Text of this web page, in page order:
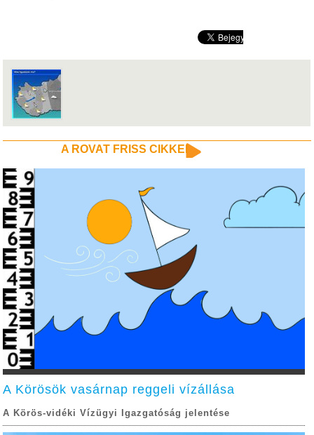
A ROVAT FRISS CIKKEI
A Körösök vasárnap reggeli vízállása
A Körös-vidéki Vízügyi Igazgatóság jelentése